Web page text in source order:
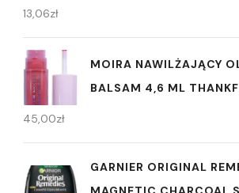
13,06zł
MOIRA NAWILŻAJĄCY
BALSAM 4,6 ML
45,00zł
GARNIER ORIGINAL